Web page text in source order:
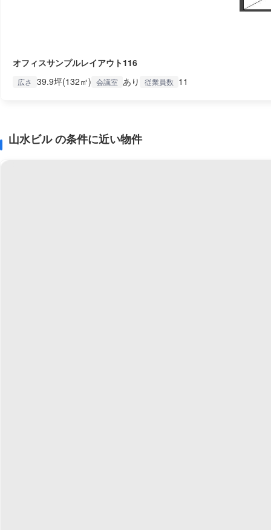
オフィスサンプルレイアウト116
広さ 39.9坪(132㎡) 会議室 あり 従業員数 11
山水ビル の条件に近い物件